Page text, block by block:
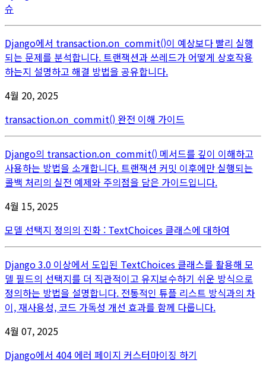
슈
Django에서 transaction.on_commit()이 예상보다 빨리 실행
되는 문제를 분석합니다. 트랜잭션과 쓰레드가 어떻게 상호작용
하는지 설명하고 해결 방법을 공유합니다.
4월 20, 2025
transaction.on_commit() 완전 이해 가이드
Django의 transaction.on_commit() 메서드를 깊이 이해하고
사용하는 방법을 소개합니다. 트랜잭션 커밋 이후에만 실행되는
콜백 처리의 실전 예제와 주의점을 담은 가이드입니다.
4월 15, 2025
모델 선택지 정의의 진화 : TextChoices 클래스에 대하여
Django 3.0 이상에서 도입된 TextChoices 클래스를 활용해 모
델 필드의 선택지를 더 직관적이고 유지보수하기 쉬운 방식으로
정의하는 방법을 설명합니다. 전통적인 튜플 리스트 방식과의 차
이, 재사용성, 코드 가독성 개선 효과를 함께 다룹니다.
4월 07, 2025
Django에서 404 에러 페이지 커스터마이징 하기